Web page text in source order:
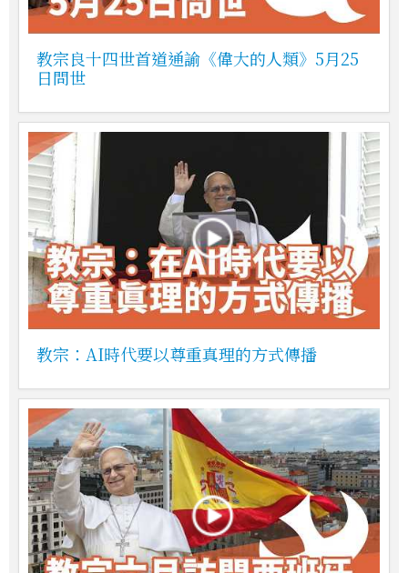
教宗良十四世首道通諭《偉大的人類》5月25
日問世
教宗：AI時代要以尊重真理的方式傳播